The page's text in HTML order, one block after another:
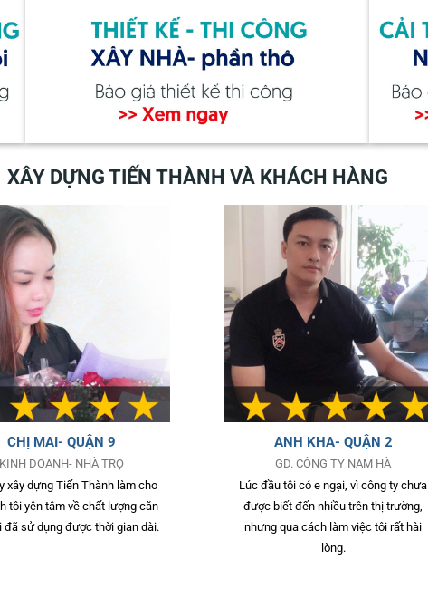
XÂY DỰNG TIẾN THÀNH VÀ KHÁCH HÀNG
CHỊ MAI- QUẬN 9
KINH DOANH- NHÀ TRỌ
xây dựng Tiến Thành làm cho
tôi yên tâm về chất lượng căn
đã sử dụng được thời gian dài.
ANH KHA- QUẬN 2
GD. CÔNG TY NAM HÀ
Lúc đầu tôi có e ngại, vì công ty chưa
được biết đến nhiều trên thị trường,
nhưng qua cách làm việc tôi rất hài
lòng.